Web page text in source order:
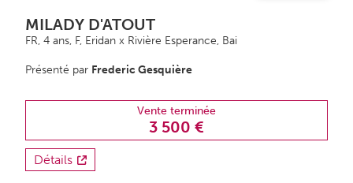
MILADY D'ATOUT
FR, 4 ans, F, Eridan x Rivière Esperance, Bai
Présenté par Frederic Gesquière
Vente terminée
3 500 €
Détails